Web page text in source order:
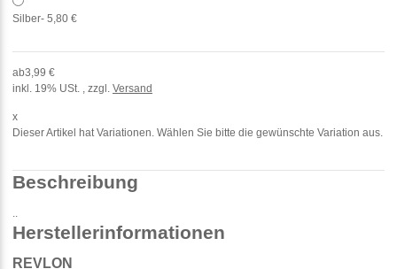
Silber- 5,80 €
ab3,99 €
inkl. 19% USt. , zzgl. Versand
x
Dieser Artikel hat Variationen. Wählen Sie bitte die gewünschte Variation aus.
Beschreibung
..
Herstellerinformationen
REVLON